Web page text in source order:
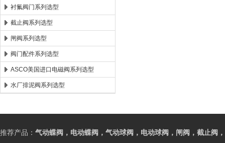
衬氟阀门系列选型
截止阀系列选型
闸阀系列选型
阀门配件系列选型
ASCO美国进口电磁阀系列选型
水厂排泥阀系列选型
推荐产品： 气动蝶阀，电动蝶阀，气动球阀，电动球阀，闸阀，截止阀